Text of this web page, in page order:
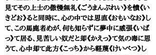
見てその上士の傲慢無礼《ごうまんぶれい》を憤《い
きどお》ると同時に、心の中では思直《おもいなお》し
て、この馬鹿者めが、何も知らずに夢中に威張《いば
っ》て居る、見苦しい奴だと却《かえっ》て気の毒に思
うて、心中却て此方《こっち》から軽蔑《けいべつ》し